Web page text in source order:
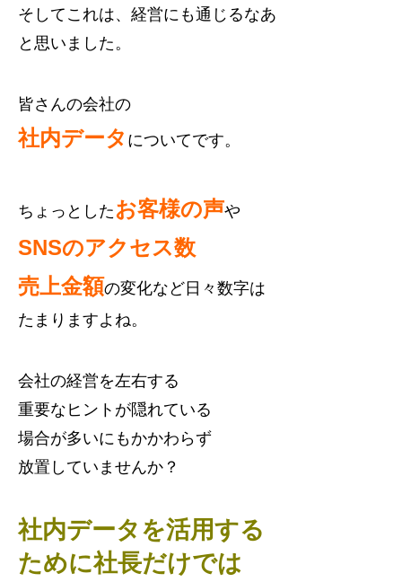
そしてこれは、経営にも通じるなあ
と思いました。
皆さんの会社の
社内データ についてです。
ちょっとした お客様の声や
SNSのアクセス数
売上金額の変化など日々数字は
たまりますよね。
会社の経営を左右する
重要なヒントが隠れている
場合が多いにもかかわらず
放置していませんか？
社内データを活用する
ために社長だけでは